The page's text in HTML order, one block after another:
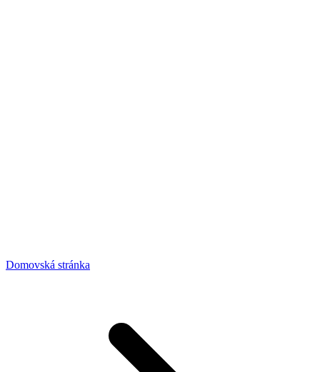
Domovská stránka